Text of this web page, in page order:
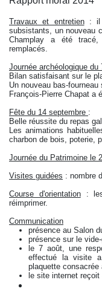
Travaux et entretien: il
subsistants, un nouveau
Champlay a été tracé,
remplacés.
Journée archéologique du
Bilan satisfaisant sur le
Un nouveau bas-
François-Pierre Chapat a
Fête du 14 septembre :
Belle réussite du repas
Les animations
charbon de bois, poterie,
Journée du Patrimoine le
Visites guidées : nombre
Course d'orientation: les
réimprimer.
Communication
présence au Salon
présence sur le
le 7 août, une
effectué la visite
plaquette consacrée
le site internet